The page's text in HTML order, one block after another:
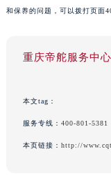
和保养的问题，可以拨打页面
重庆帝舵服务中心
本文tag：
服务专线： 400-801-5381
本页链接： http://